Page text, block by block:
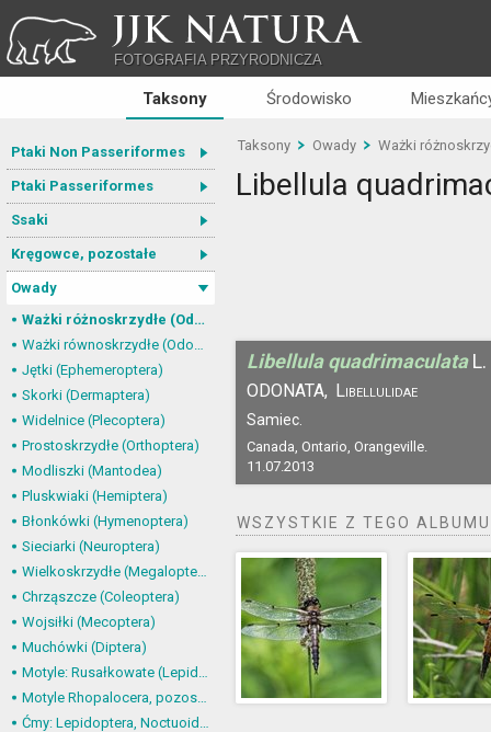
JJK NATURA
FOTOGRAFIA PRZYRODNICZA
Taksony Środowisko
Ptaki Non Passeriformes
Ptaki Passeriformes
Ssaki
Kręgowce, pozostałe
Owady
Ważki różnoskrzydłe (Odonata, Anisoptera)
Ważki równoskrzydłe (Odonata, Zygoptera)
Jętki (Ephemeroptera)
Skorki (Dermaptera)
Widelnice (Plecoptera)
Prostoskrzydłe (Orthoptera)
Modliszki (Mantodea)
Pluskwiaki (Hemiptera)
Błonkówki (Hymenoptera)
Sieciarki (Neuroptera)
Wielkoskrzydłe (Megaloptera)
Chrząszcze (Coleoptera)
Wojsiłki (Mecoptera)
Muchówki (Diptera)
Motyle: Rusałkowate (Lepidoptera, Nymphalidae)
Motyle Rhopalocera, pozostałe
Ćmy: Lepidoptera, Noctuoidea
Taksony Owady Ważki
Libellula
Libellula quadrimaculata L.
ODONATA, Libellulidae
Samiec.
Canada, Ontario, Orangeville.
11.07.2013
WSZYSTKIE Z TEGO ALBUMU